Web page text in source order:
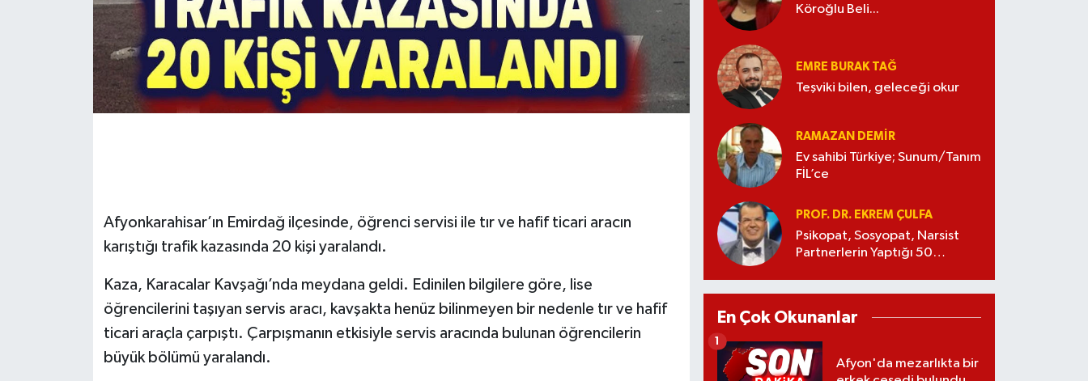
Afyonkarahisar’ın Emirdağ ilçesinde, öğrenci servisi ile tır ve hafif ticari aracın
karıştığı trafik kazasında 20 kişi yaralandı.
Kaza, Karacalar Kavşağı’nda meydana geldi. Edinilen bilgilere göre, lise
öğrencilerini taşıyan servis aracı, kavşakta henüz bilinmeyen bir nedenle tır ve hafif
ticari araçla çarpıştı. Çarpışmanın etkisiyle servis aracında bulunan öğrencilerin
büyük bölümü yaralandı.
Köroğlu Beli...
EMRE BURAK TAĞ
Teşviki bilen, geleceği okur
RAMAZAN DEMİR
Ev sahibi Türkiye; Sunum/Tanım
FİL’ce
PROF. DR. EKREM ÇULFA
Psikopat, Sosyopat, Narsist
Partnerlerin Yaptığı 50
En Çok Okunanlar
Afyon'da mezarlıkta bir
1